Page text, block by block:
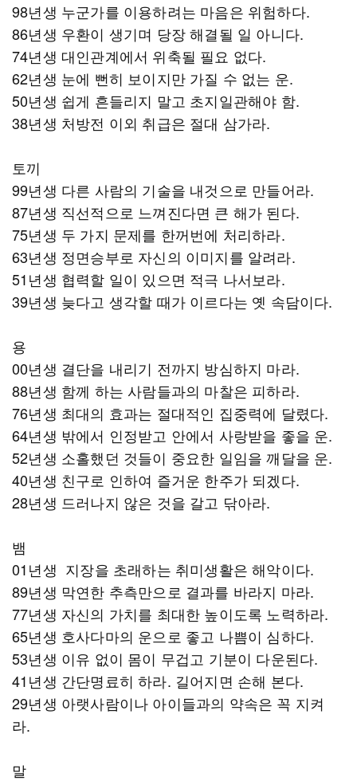
98년생 누군가를 이용하려는 마음은 위험하다.
86년생 우환이 생기며 당장 해결될 일 아니다.
74년생 대인관계에서 위축될 필요 없다.
62년생 눈에 뻔히 보이지만 가질 수 없는 운.
50년생 쉽게 흔들리지 말고 초지일관해야 함.
38년생 처방전 이외 취급은 절대 삼가라.
토끼
99년생 다른 사람의 기술을 내것으로 만들어라.
87년생 직선적으로 느껴진다면 큰 해가 된다.
75년생 두 가지 문제를 한꺼번에 처리하라.
63년생 정면승부로 자신의 이미지를 알려라.
51년생 협력할 일이 있으면 적극 나서보라.
39년생 늦다고 생각할 때가 이르다는 옛 속담이다.
용
00년생 결단을 내리기 전까지 방심하지 마라.
88년생 함께 하는 사람들과의 마찰은 피하라.
76년생 최대의 효과는 절대적인 집중력에 달렸다.
64년생 밖에서 인정받고 안에서 사랑받을 좋을 운.
52년생 소홀했던 것들이 중요한 일임을 깨달을 운.
40년생 친구로 인하여 즐거운 한주가 되겠다.
28년생 드러나지 않은 것을 갈고 닦아라.
뱀
01년생 지장을 초래하는 취미생활은 해악이다.
89년생 막연한 추측만으로 결과를 바라지 마라.
77년생 자신의 가치를 최대한 높이도록 노력하라.
65년생 호사다마의 운으로 좋고 나쁨이 심하다.
53년생 이유 없이 몸이 무겁고 기분이 다운된다.
41년생 간단명료히 하라. 길어지면 손해 본다.
29년생 아랫사람이나 아이들과의 약속은 꼭 지켜
라.
말